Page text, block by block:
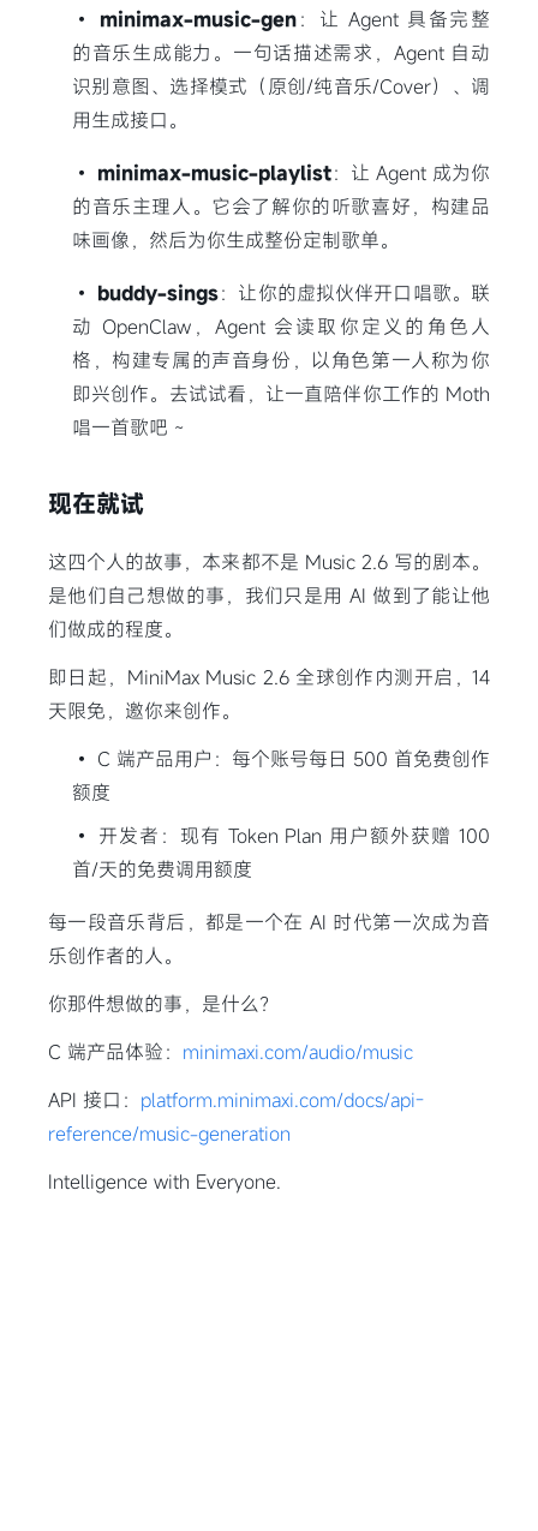
• minimax-music-gen：让 Agent 具备完整
的音乐生成能力。一句话描述需求，Agent 自动
识别意图、选择模式（原创/纯音乐/Cover）、调
用生成接口。
• minimax-music-playlist：让 Agent 成为你
的音乐主理人。它会了解你的听歌喜好，构建品
味画像，然后为你生成整份定制歌单。
• buddy-sings：让你的虚拟伙伴开口唱歌。联
动 OpenClaw，Agent 会读取你定义的角色人
格，构建专属的声音身份，以角色第一人称为你
即兴创作。去试试看，让一直陪伴你工作的 Moth
唱一首歌吧 ~
现在就试
这四个人的故事，本来都不是 Music 2.6 写的剧本。
是他们自己想做的事，我们只是用 AI 做到了能让他
们做成的程度。
即日起，MiniMax Music 2.6 全球创作内测开启，14
天限免，邀你来创作。
• C 端产品用户：每个账号每日 500 首免费创作
额度
• 开发者：现有 Token Plan 用户额外获赠 100
首/天的免费调用额度
每一段音乐背后，都是一个在 AI 时代第一次成为音
乐创作者的人。
你那件想做的事，是什么？
C 端产品体验： minimaxi.com/audio/music
API 接口： platform.minimaxi.com/docs/api-
reference/music-generation
Intelligence with Everyone.